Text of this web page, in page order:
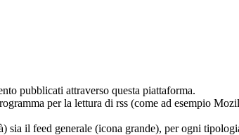
pubblicati attraverso questa piattaforma.
per la lettura di rss (come ad esempio
sia il feed generale (icona grande), per ogni